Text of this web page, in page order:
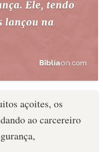
açoites, os
ao carcereiro